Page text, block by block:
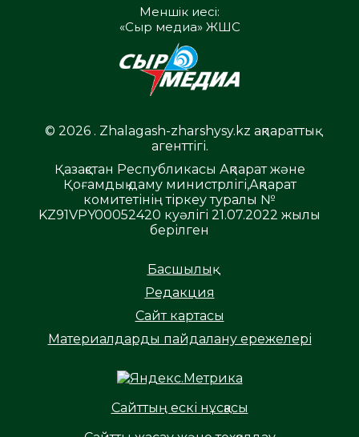
Меншік иесі:
«Сыр медиа» ЖШС
© 2026 . Zhalagash-zharshysy.kz ақпараттық
агенттігі.
Қазақстан Республикасы Ақпарат және
Қоғамдық даму министрлігі,Ақпарат
комитетінің тіркеу туралы №
KZ91VPY00052420 куәлігі 21.07.2022 жылы
берілген
Басшылық
Редакция
Сайт картасы
Материалдарды пайдалану ережелері
Сайттың ескі нұсқасы